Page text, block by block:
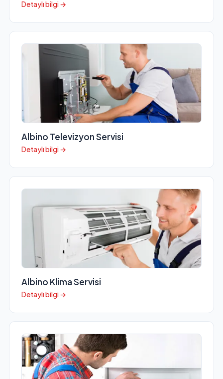
Detaylı bilgi →
Albino Televizyon Servisi
Detaylı bilgi →
Albino Klima Servisi
Detaylı bilgi →